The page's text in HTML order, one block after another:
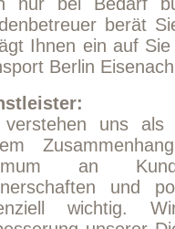
uns als
Zusammenhang
an
und positive
wichtig. Wir
unserer
permanent
zu
Wir wären
wäre, uns ihre
mitzuteilen.